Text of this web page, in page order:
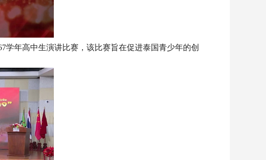
学年高中生演讲比赛，该比赛旨在促进泰国青少年的创